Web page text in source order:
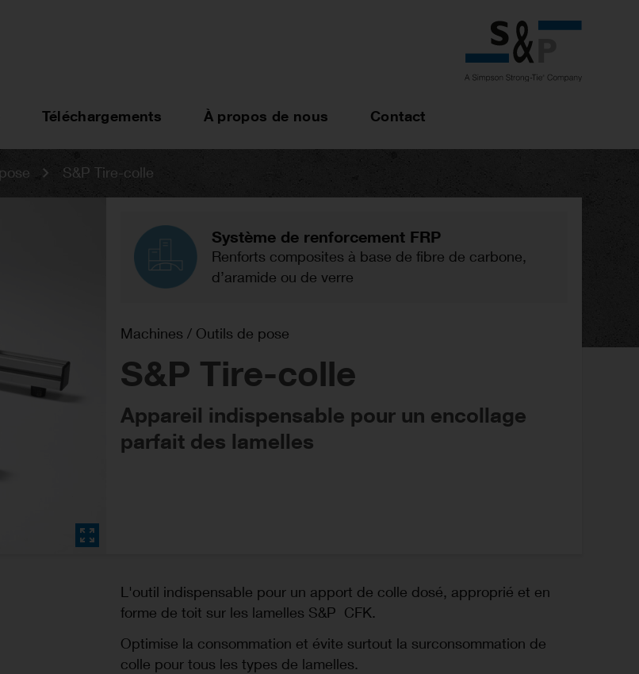
Téléchargements À propos de nous Contact
S&P Tire-colle
Système de renforcement FRP
Renforts composites à base de fibre de carbone,
d’aramide ou de verre
Machines / Outils de pose
S&P Tire-colle
Appareil indispensable pour un encollage
parfait des lamelles
L'outil indispensable pour un apport de colle dosé, approprié et en
forme de toit sur les lamelles S&P CFK.
Optimise la consommation et évite surtout la surconsommation de
colle pour tous les types de lamelles.